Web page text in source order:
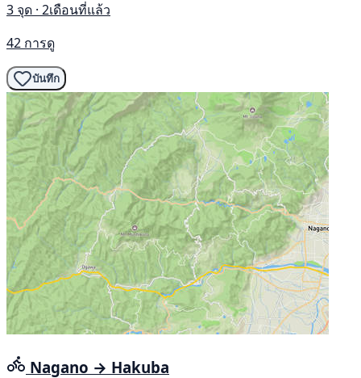
3 จุด · 2เดือนที่แล้ว
42 การดู
บันทึก
Nagano → Hakuba